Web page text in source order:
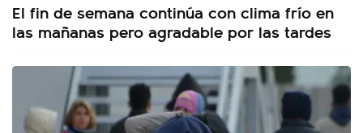
El fin de semana continúa con clima frío en
las mañanas pero agradable por las tardes